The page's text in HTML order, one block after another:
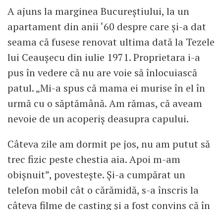
A ajuns la marginea Bucureștiului, la un
apartament din anii ‘60 despre care și-a dat
seama că fusese renovat ultima dată la Tezele
lui Ceaușecu din iulie 1971. Proprietara i-a
pus în vedere că nu are voie să înlocuiască
patul. „Mi-a spus că mama ei murise în el în
urmă cu o săptămână. Am rămas, că aveam
nevoie de un acoperiș deasupra capului.
Câteva zile am dormit pe jos, nu am putut să
trec fizic peste chestia aia. Apoi m-am
obișnuit”, povestește. Și-a cumpărat un
telefon mobil cât o cărămidă, s-a înscris la
câteva filme de casting și a fost convins că în